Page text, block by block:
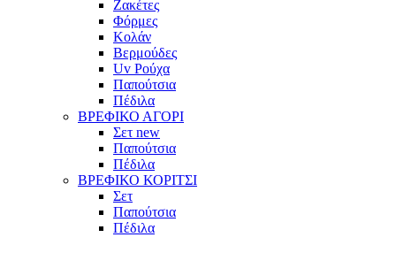
Ζακέτες
Φόρμες
Κολάν
Βερμούδες
Uv Ρούχα
Παπούτσια
Πέδιλα
ΒΡΕΦΙΚΟ ΑΓΟΡΙ
Σετ new
Παπούτσια
Πέδιλα
ΒΡΕΦΙΚΟ ΚΟΡΙΤΣΙ
Σετ
Παπούτσια
Πέδιλα